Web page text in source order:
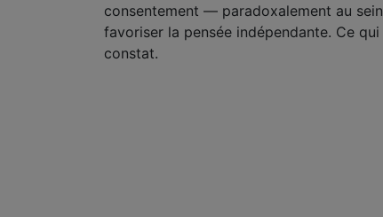
consentement — paradoxalement au
favoriser la pensée indépendante. Ce
constat.